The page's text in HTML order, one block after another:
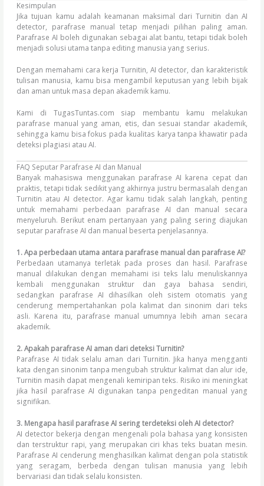
Kesimpulan
Jika tujuan kamu adalah keamanan maksimal dari Turnitin dan AI
detector, parafrase manual tetap menjadi pilihan paling aman.
Parafrase AI boleh digunakan sebagai alat bantu, tetapi tidak boleh
menjadi solusi utama tanpa editing manusia yang serius.
Dengan memahami cara kerja Turnitin, AI detector, dan karakteristik
tulisan manusia, kamu bisa mengambil keputusan yang lebih bijak
dan aman untuk masa depan akademik kamu.
Kami di TugasTuntas.com siap membantu kamu melakukan
parafrase manual yang aman, etis, dan sesuai standar akademik,
sehingga kamu bisa fokus pada kualitas karya tanpa khawatir pada
deteksi plagiasi atau AI.
FAQ Seputar Parafrase AI dan Manual
Banyak mahasiswa menggunakan parafrase AI karena cepat dan
praktis, tetapi tidak sedikit yang akhirnya justru bermasalah dengan
Turnitin atau AI detector. Agar kamu tidak salah langkah, penting
untuk memahami perbedaan parafrase AI dan manual secara
menyeluruh. Berikut enam pertanyaan yang paling sering diajukan
seputar parafrase AI dan manual beserta penjelasannya.
1. Apa perbedaan utama antara parafrase manual dan parafrase AI?
Perbedaan utamanya terletak pada proses dan hasil. Parafrase
manual dilakukan dengan memahami isi teks lalu menuliskannya
kembali menggunakan struktur dan gaya bahasa sendiri,
sedangkan parafrase AI dihasilkan oleh sistem otomatis yang
cenderung mempertahankan pola kalimat dan sinonim dari teks
asli. Karena itu, parafrase manual umumnya lebih aman secara
akademik.
2. Apakah parafrase AI aman dari deteksi Turnitin?
Parafrase AI tidak selalu aman dari Turnitin. Jika hanya mengganti
kata dengan sinonim tanpa mengubah struktur kalimat dan alur ide,
Turnitin masih dapat mengenali kemiripan teks. Risiko ini meningkat
jika hasil parafrase AI digunakan tanpa pengeditan manual yang
signifikan.
3. Mengapa hasil parafrase AI sering terdeteksi oleh AI detector?
AI detector bekerja dengan mengenali pola bahasa yang konsisten
dan terstruktur rapi, yang merupakan ciri khas teks buatan mesin.
Parafrase AI cenderung menghasilkan kalimat dengan pola statistik
yang seragam, berbeda dengan tulisan manusia yang lebih
bervariasi dan tidak selalu konsisten.